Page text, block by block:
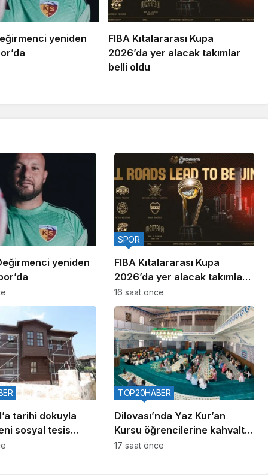
yeniden
FIBA Kıtalararası Kupa
2026’da yer alacak takımlar
belli oldu
yeniden
FIBA Kıtalararası Kupa
2026’da yer alacak takımlar
belli oldu
SPOR
16 saat önce
tarihi dokuyla
sosyal tesis
Dilovası’nda Yaz Kur’an
Kursu öğrencilerine kahvaltı
buluşması
TOP20HABER
17 saat önce